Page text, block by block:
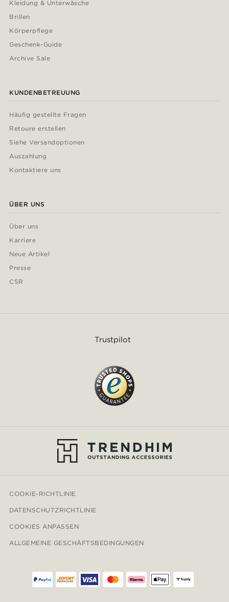
Kleidung & Unterwäsche
Brillen
Körperpflege
Geschenk-Guide
Archive Sale
KUNDENBETREUUNG
Häufig gestellte Fragen
Retoure erstellen
Siehe Versandoptionen
Auszahlung
Kontaktiere uns
ÜBER UNS
Über uns
Karriere
Neue Artikel
Presse
CSR
Trustpilot
COOKIE-RICHTLINIE
DATENSCHUTZRICHTLINIE
COOKIES ANPASSEN
ALLGEMEINE GESCHÄFTSBEDINGUNGEN